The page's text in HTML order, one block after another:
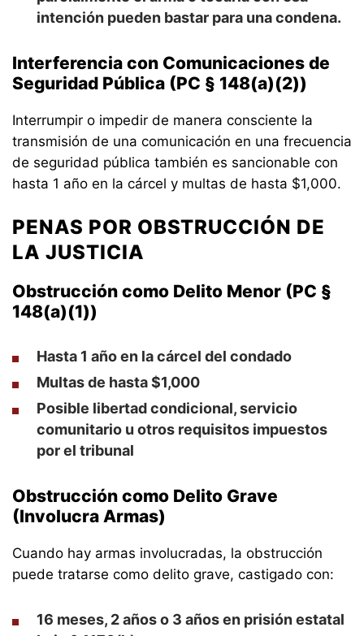
intención pueden bastar para una condena.
Interferencia con Comunicaciones de
Seguridad Pública (PC § 148(a)(2))
Interrumpir o impedir de manera consciente la
transmisión de una comunicación en una frecuencia
de seguridad pública también es sancionable con
hasta 1 año en la cárcel y multas de hasta $1,000.
PENAS POR OBSTRUCCIÓN DE
LA JUSTICIA
Obstrucción como Delito Menor (PC §
148(a)(1))
Hasta 1 año en la cárcel del condado
Multas de hasta $1,000
Posible libertad condicional, servicio
comunitario u otros requisitos impuestos
por el tribunal
Obstrucción como Delito Grave
(Involucra Armas)
Cuando hay armas involucradas, la obstrucción
puede tratarse como delito grave, castigado con:
16 meses, 2 años o 3 años en prisión estatal